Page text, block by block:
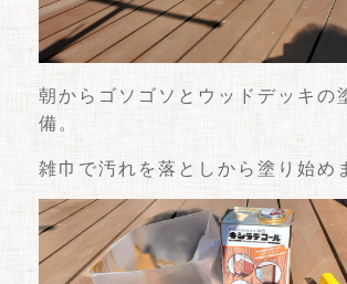
朝からゴソゴソとウッドデッキの
備。
雑巾で汚れを落としから塗り始め